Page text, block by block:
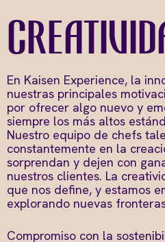
En Kaisen Experience, la
nuestras principales
por ofrecer algo nuevo y
siempre los más altos
Nuestro equipo de chefs
constantemente en la
sorprendan y dejen con
nuestros clientes. La
que nos define, y estamos
explorando nuevas
Compromiso con la